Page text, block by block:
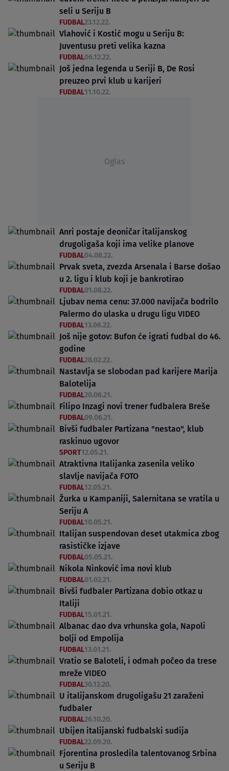
seli u Seriju B
FUDBAL23.12.22.
Vlahović i Kostić mogu u Seriju B:
Juventusu preti velika kazna
FUDBAL06.12.22.
Još jedna legenda u Seriji B, De Rosi
preuzeo prvi klub u karijeri
FUDBAL11.10.22.
Oglas
Anri postaje deoničar italijanskog
drugoligaša koji ima velike planove
FUDBAL04.08.22.
Prvak sveta, zvezda Arsenala i Barse došao
u 2. ligu i klub koji je bankrotirao
FUDBAL01.08.22.
Ljubav nema cenu: 37.000 navijača bodrilo
Palermo do ulaska u drugu ligu VIDEO
FUDBAL13.06.22.
Još nije gotov: Bufon će igrati fudbal do 46.
godine
FUDBAL28.02.22.
Nastavlja se slobodan pad karijere Marija
Balotelija
FUDBAL20.06.21.
Filipo Inzagi novi trener fudbalera Breše
FUDBAL09.06.21.
Bivši fudbaler Partizana "nestao", klub
raskinuo ugovor
SPORT12.05.21.
Atraktivna Italijanka zasenila veliko
slavlje navijača FOTO
FUDBAL12.05.21.
Žurka u Kampaniji, Salernitana se vratila u
Seriju A
FUDBAL10.05.21.
Italijan suspendovan deset utakmica zbog
rasističke izjave
FUDBAL05.05.21.
Nikola Ninković ima novi klub
FUDBAL01.02.21.
Bivši fudbaler Partizana dobio otkaz u
Italiji
FUDBAL15.01.21.
Albanac dao dva vrhunska gola, Napoli
bolji od Empolija
FUDBAL13.01.21.
Vratio se Baloteli, i odmah počeo da trese
mreže VIDEO
FUDBAL30.12.20.
U italijanskom drugoligašu 21 zaraženi
fudbaler
FUDBAL26.10.20.
Ubijen italijanski fudbalski sudija
FUDBAL22.09.20.
Fjorentina prosledila talentovanog Srbina
u Seriju B